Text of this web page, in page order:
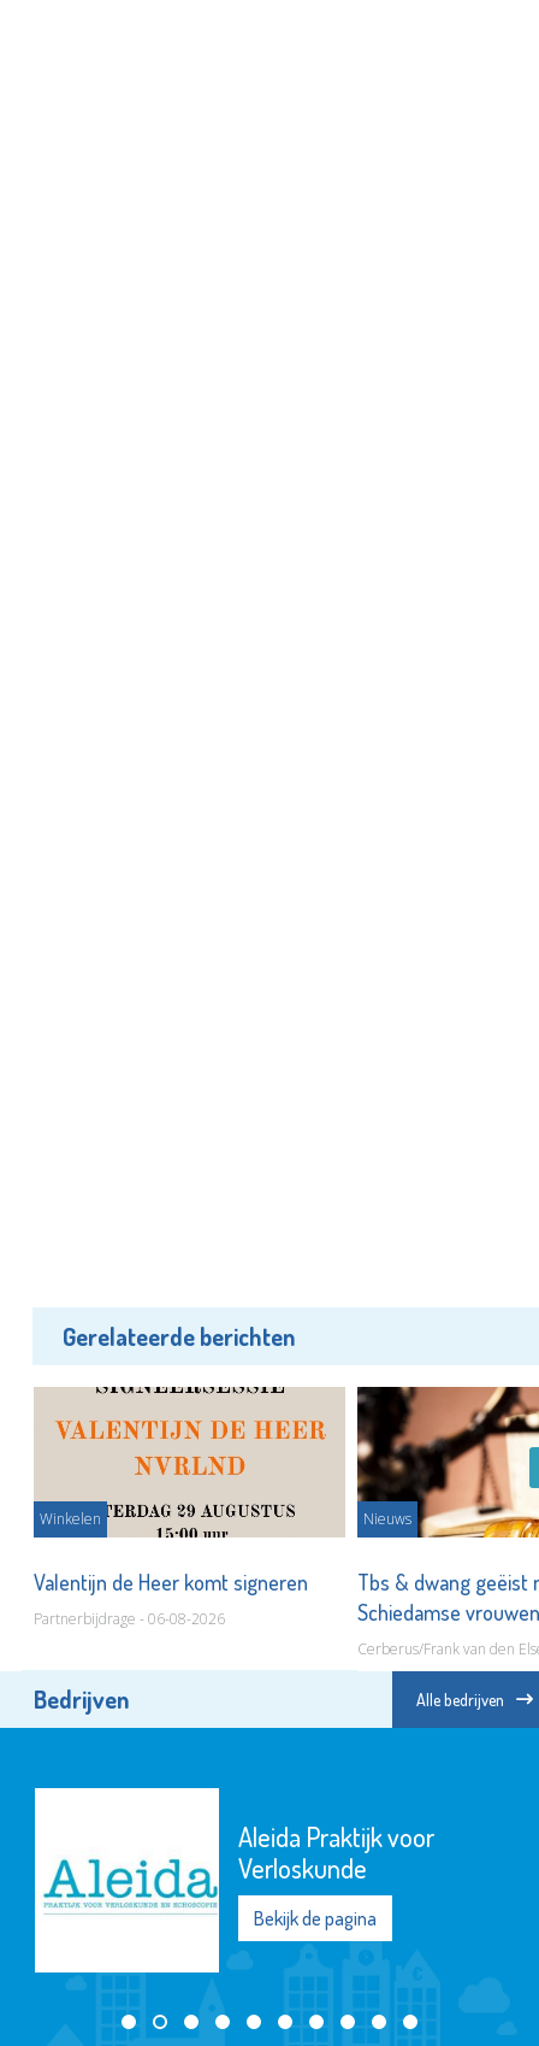
Gerelateerde berichten
Winkelen
Valentijn de Heer komt signeren
Partnerbijdrage - 06-08-2026
Nieuws
Tbs & dwang geëist
Schiedamse
Cerberus/Frank van den
Bedrijven Alle bedrijven
Aleida Praktijk voor
Verloskunde
Bekijk de pagina